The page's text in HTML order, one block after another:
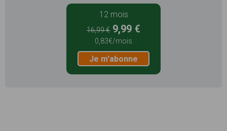
12 mois
16,99 € 9,99 €
0,83€/mois
Je m'abonne